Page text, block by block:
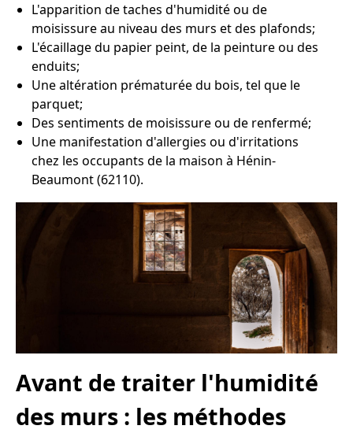
L'apparition de taches d'humidité ou de
moisissure au niveau des murs et des plafonds;
L'écaillage du papier peint, de la peinture ou des
enduits;
Une altération prématurée du bois, tel que le
parquet;
Des sentiments de moisissure ou de renfermé;
Une manifestation d'allergies ou d'irritations
chez les occupants de la maison à Hénin-
Beaumont (62110).
Avant de traiter l'humidité
des murs : les méthodes